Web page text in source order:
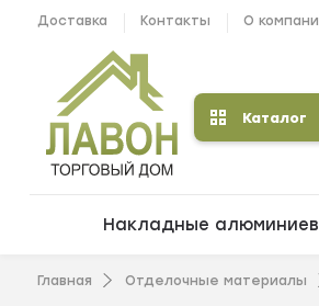
Доставка Контакты О
Каталог
Накладные
Главная Отделочные материалы